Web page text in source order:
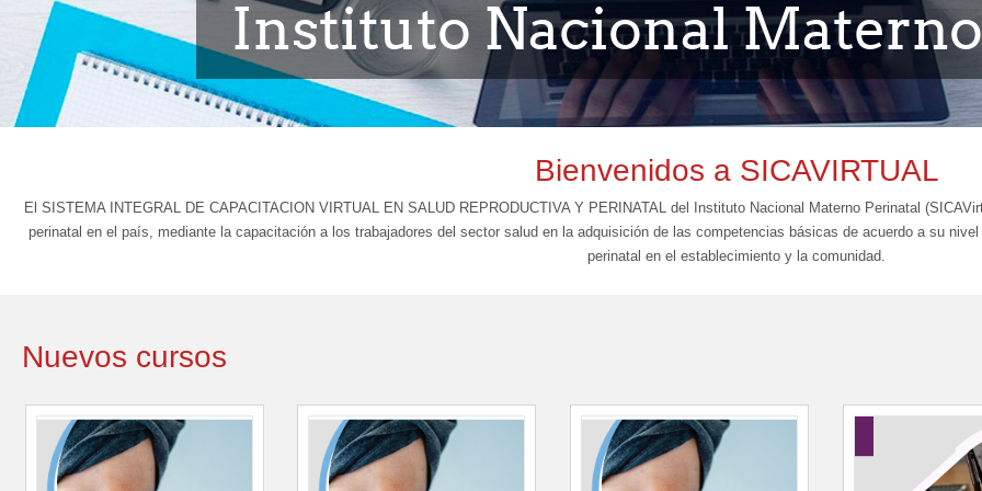
Instituto Nacional
Bienvenidos a SICAVIRTUAL
El SISTEMA INTEGRAL DE CAPACITACION VIRTUAL EN SALUD REPRODUCTIVA Y PERINATAL del Instituto Nacional Materno Perinatal
perinatal en el país, mediante la capacitación a los trabajadores del sector salud en la adquisición de las competencias básicas de acuerdo a su
perinatal en el establecimiento y la comunidad.
Nuevos cursos